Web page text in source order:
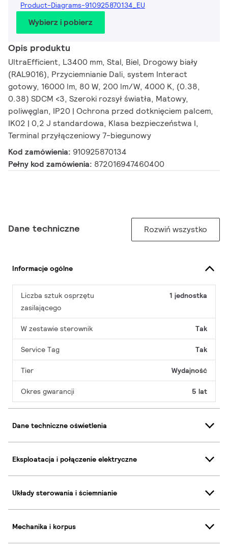
Product-Diagrams-910925870134_EU
Wybierz i pobierz
Opis produktu
UltraEfficient, L3400 mm, Stal, Biel, Drogowy biały
(RAL9016), Przyciemnianie Dali, system Interact
gotowy, 16000 lm, 80 W, 200 lm/W, 4000 K, (0.38,
0.38) SDCM <3, Szeroki rozsył światła, Matowy,
poliwęglan, IP20 | Ochrona przed dotknięciem palcem,
IK02 | 0,2 J standardowa, Klasa bezpieczeństwa I,
Terminal przyłączeniowy 7-biegunowy
Kod zamówienia: 910925870134
Pełny kod zamówienia: 872016947460400
Dane techniczne Rozwiń wszystko
Informacje ogólne
Liczba sztuk osprzętu
zasilającego
1 jednostka
W zestawie sterownik Tak
Service Tag Tak
Tier Wydajność
Okres gwarancji 5 lat
Dane techniczne oświetlenia
Eksploatacja i połączenie elektryczne
Układy sterowania i ściemnianie
Mechanika i korpus